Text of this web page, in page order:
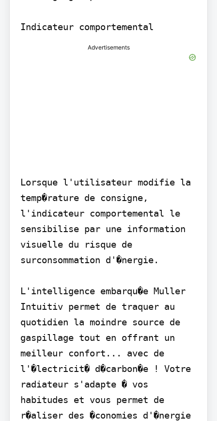
Indicateur comportemental
Advertisements
Lorsque l'utilisateur modifie la
temp�rature de consigne,
l'indicateur comportemental le
sensibilise par une information
visuelle du risque de
surconsommation d'�nergie.
L'intelligence embarqu�e Muller
Intuitiv permet de traquer au
quotidien la moindre source de
gaspillage tout en offrant un
meilleur confort... avec de
l'�lectricit� d�carbon�e ! Votre
radiateur s'adapte � vos
habitudes et vous permet de
r�aliser des �conomies d'�nergie